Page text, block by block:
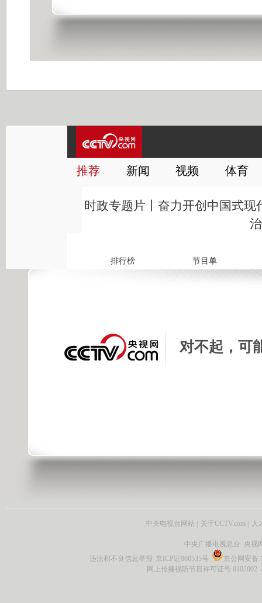
对不起，可
中央电视台网站 | 关于CCTV.com | 人
中央广播电视总台 央视
违法和不良信息举报 京ICP证060535号
京公网安备
网上传播视听节目许可证号 0102002